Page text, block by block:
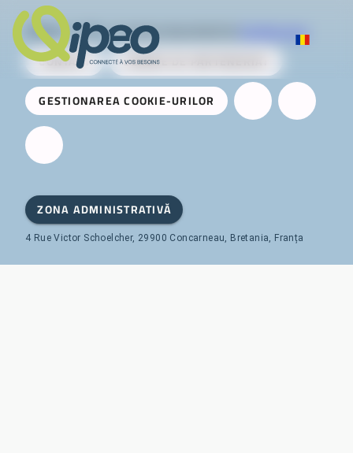
Qipeo © 2025 -O soluție dezvoltată de AireServices
CONTACT
CERERE DE PARTENERIAT
GESTIONAREA COOKIE-URILOR
ZONA ADMINISTRATIVĂ
4 Rue Victor Schoelcher, 29900 Concarneau, Bretania, Franța